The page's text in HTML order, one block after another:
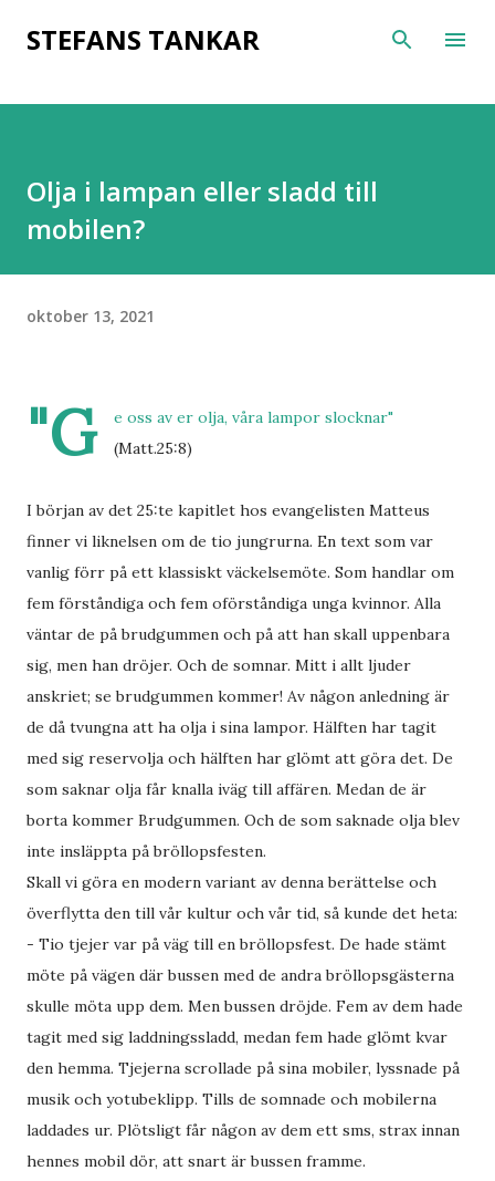
Fortsätt till huvudinnehåll
STEFANS TANKAR
Olja i lampan eller sladd till
mobilen?
oktober 13, 2021
"G
e oss av er olja, våra lampor slocknar"
(Matt.25:8)
I början av det 25:te kapitlet hos evangelisten Matteus
finner vi liknelsen om de tio jungrurna. En text som var
vanlig förr på ett klassiskt väckelsemöte. Som handlar om
fem förståndiga och fem oförståndiga unga kvinnor. Alla
väntar de på brudgummen och på att han skall uppenbara
sig, men han dröjer. Och de somnar. Mitt i allt ljuder
anskriet; se brudgummen kommer! Av någon anledning är
de då tvungna att ha olja i sina lampor. Hälften har tagit
med sig reservolja och hälften har glömt att göra det. De
som saknar olja får knalla iväg till affären. Medan de är
borta kommer Brudgummen. Och de som saknade olja blev
inte insläppta på bröllopsfesten.
Skall vi göra en modern variant av denna berättelse och
överflytta den till vår kultur och vår tid, så kunde det heta:
- Tio tjejer var på väg till en bröllopsfest. De hade stämt
möte på vägen där bussen med de andra bröllopsgästerna
skulle möta upp dem. Men bussen dröjde. Fem av dem hade
tagit med sig laddningssladd, medan fem hade glömt kvar
den hemma. Tjejerna scrollade på sina mobiler, lyssnade på
musik och yotubeklipp. Tills de somnade och mobilerna
laddades ur. Plötsligt får någon av dem ett sms, strax innan
hennes mobil dör, att snart är bussen framme.